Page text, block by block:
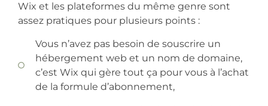
Wix et les plateformes du même genre sont
assez pratiques pour plusieurs points :
Vous n’avez pas besoin de souscrire un
hébergement web et un nom de domaine,
c’est Wix qui gère tout ça pour vous à l’achat
de la formule d’abonnement,